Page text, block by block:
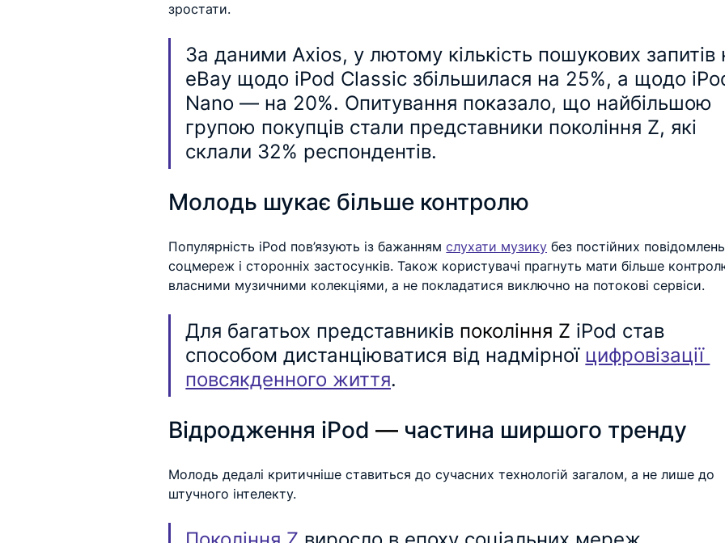
зростати.
За даними Axios, у лютому кількість пошукових запитів
eBay щодо iPod Classic збільшилася на 25%, а щодо
Nano — на 20%. Опитування показало, що найбільшою
групою покупців стали представники покоління Z, які
склали 32% респондентів.
Молодь шукає більше контролю
Популярність iPod пов’язують із бажанням слухати музику без постійних
соцмереж і сторонніх застосунків. Також користувачі прагнуть мати більше
власними музичними колекціями, а не покладатися виключно на потокові сервіси.
Для багатьох представників покоління Z iPod став
способом дистанціюватися від надмірної цифровізації
повсякденного життя.
Відродження iPod — частина ширшого тренду
Молодь дедалі критичніше ставиться до сучасних технологій загалом, а не лише до
штучного інтелекту.